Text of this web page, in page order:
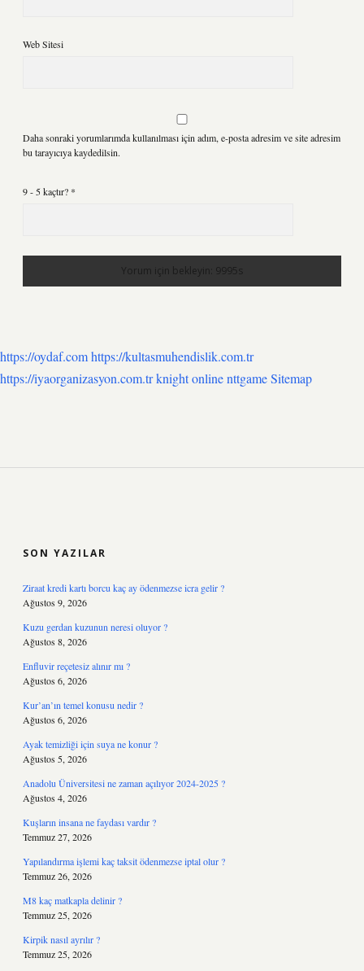
Web Sitesi
Daha sonraki yorumlarımda kullanılması için adım, e-posta adresim ve site adresim
bu tarayıcıya kaydedilsin.
9 - 5 kaçtır? *
https://oydaf.comhttps://kultasmuhendislik.com.tr
https://iyaorganizasyon.com.trknight onlinenttgameSitemap
SON YAZILAR
Ziraat kredi kartı borcu kaç ay ödenmezse icra gelir ?
Ağustos 9, 2026
Kuzu gerdan kuzunun neresi oluyor ?
Ağustos 8, 2026
Enfluvir reçetesiz alınır mı ?
Ağustos 6, 2026
Kur’an’ın temel konusu nedir ?
Ağustos 6, 2026
Ayak temizliği için suya ne konur ?
Ağustos 5, 2026
Anadolu Üniversitesi ne zaman açılıyor 2024-2025 ?
Ağustos 4, 2026
Kuşların insana ne faydası vardır ?
Temmuz 27, 2026
Yapılandırma işlemi kaç taksit ödenmezse iptal olur ?
Temmuz 26, 2026
M8 kaç matkapla delinir ?
Temmuz 25, 2026
Kirpik nasıl ayrılır ?
Temmuz 25, 2026